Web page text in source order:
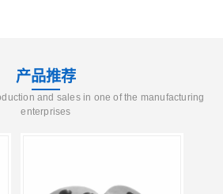
产品推荐
and sales in one of the manufacturing
enterprises